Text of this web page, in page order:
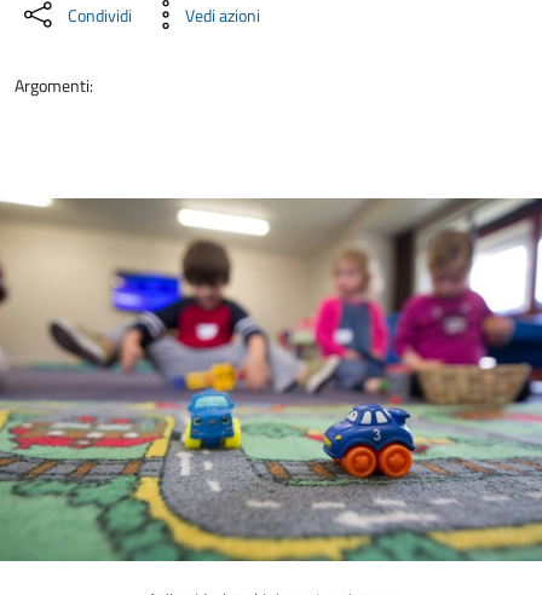
Condividi Vedi azioni
Argomenti: